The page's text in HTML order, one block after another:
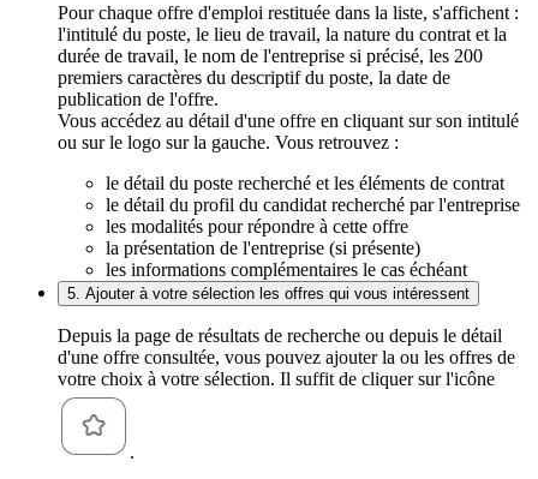
Pour chaque offre d'emploi restituée dans la liste, s'affichent :
l'intitulé du poste, le lieu de travail, la nature du contrat et la
durée de travail, le nom de l'entreprise si précisé, les 200
premiers caractères du descriptif du poste, la date de
publication de l'offre.
Vous accédez au détail d'une offre en cliquant sur son intitulé
ou sur le logo sur la gauche. Vous retrouvez :
le détail du poste recherché et les éléments de contrat
le détail du profil du candidat recherché par l'entreprise
les modalités pour répondre à cette offre
la présentation de l'entreprise (si présente)
les informations complémentaires le cas échéant
5. Ajouter à votre sélection les offres qui vous intéressent
Depuis la page de résultats de recherche ou depuis le détail
d'une offre consultée, vous pouvez ajouter la ou les offres de
votre choix à votre sélection. Il suffit de cliquer sur l'icône
.